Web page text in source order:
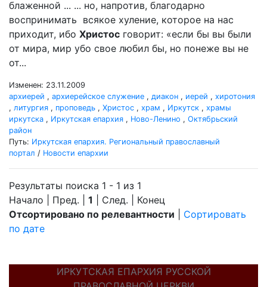
блаженной ... ... но, напротив, благодарно
воспринимать всякое хуление, которое на нас
приходит, ибо Христос говорит: «если бы вы были
от мира, мир убо свое любил бы, но понеже вы не
от...
Изменен: 23.11.2009
архиерей , архиерейское служение , диакон , иерей , хиротония
, литургия , проповедь , Христос , храм , Иркутск , храмы
иркутска , Иркутская епархия , Ново-Ленино , Октябрьский
район
Путь: Иркутская епархия. Региональный православный
портал / Новости епархии
Результаты поиска 1 - 1 из 1
Начало | Пред. | 1 | След. | Конец
Отсортировано по релевантности
Сортировать
по дате
ИРКУТСКАЯ ЕПАРХИЯ РУССКОЙ